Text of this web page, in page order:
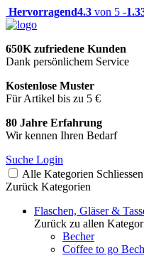
Hervorragend4.3 von 5 -
650K zufriedene Kunden
Dank persönlichem Service
Kostenlose Muster
Für Artikel bis zu 5 €
80 Jahre Erfahrung
Wir kennen Ihren Bedarf
Suche Login
Alle Kategorien Schliessen
Zurück Kategorien
Flaschen, Gläser &
Zurück zu allen
Becher
Coffee to go